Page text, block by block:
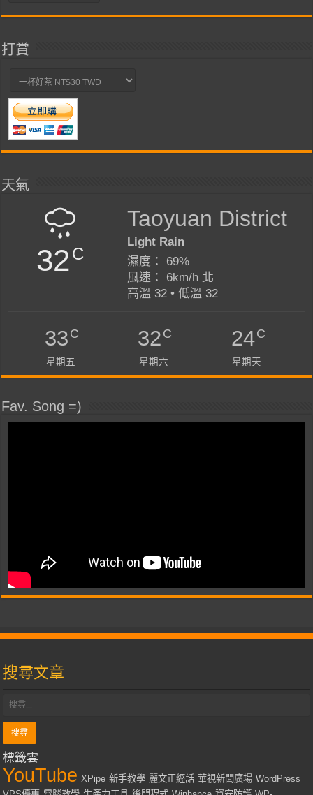
打賞
天氣
32C
Taoyuan District
Light Rain
濕度： 69%
風速： 6km/h 北
高溫 32 • 低溫 32
33C
星期五
32C
星期六
24C
星期天
Fav. Song =)
搜尋文章
標籤雲
YouTube XPipe 新手教學 麗文正經話 華視新聞廣場 WordPress